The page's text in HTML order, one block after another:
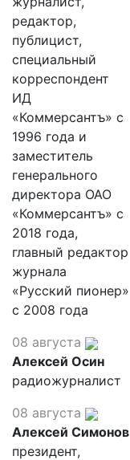
редактор,
публицист,
специальный
корреспондент
ИД
«Коммерсантъ» с
1996 года и
заместитель
генерального
директора ОАО
«Коммерсантъ» с
2018 года,
главный редактор
журнала
«Русский пионер»
с 2008 года
08 августа
Алексей Осин
радиожурналист
08 августа
Алексей Симонов
президент,